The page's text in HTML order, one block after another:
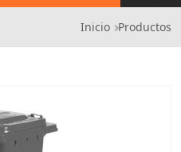
Ruta de
Inicio Productos